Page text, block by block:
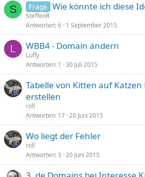
S Frage Wie könnte ich diese
SteffenR
Antworten 6 1 September 2015
L WBB4 - Domain ändern
Luffy
Antworten 1 30 Juli 2015
Tabelle von Kitten auf Katzen
erstellen
roll
Antworten 17 20 Juni 2015
Wo liegt der Fehler
roll
Antworten 3 20 Juni 2015